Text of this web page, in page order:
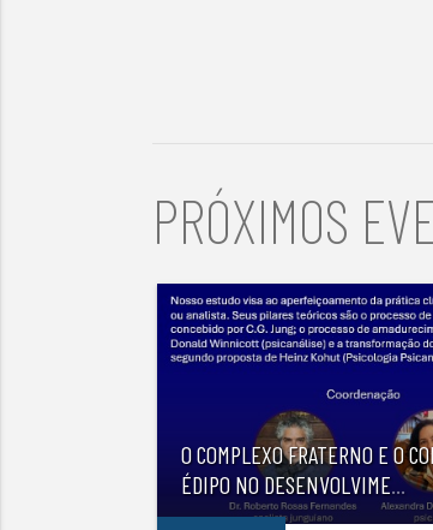
PRÓXIMOS
O COMPLEXO FRATERNO E O
ÉDIPO NO DESENVOLVIME...